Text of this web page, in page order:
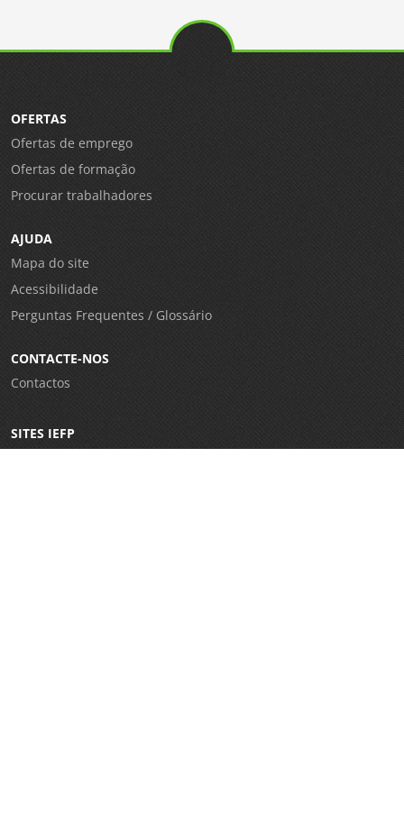
OFERTAS
Ofertas de emprego
Ofertas de formação
Procurar trabalhadores
AJUDA
Mapa do site
Acessibilidade
Perguntas Frequentes / Glossário
CONTACTE-NOS
Contactos
SITES IEFP